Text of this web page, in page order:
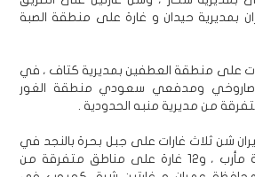
بمديرية حيدان و غارة على منطقة الصبة
على منطقة العطفين بمديرية كتاف ، في
ومدفعي سعودي منطقة الغور
من مديرية منبه الحدودية .
شن ثلاث غارات على جبل بحرة بالنجد في
مديرية صرواح بمحافظة مأرب ، و12 غارة على مناطق متفرقة من